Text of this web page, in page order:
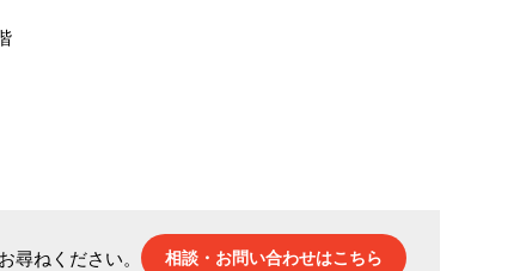
ねください。 相談・お問い合わせはこちら